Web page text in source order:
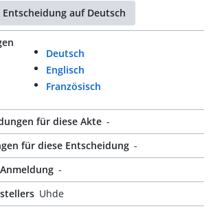
Entscheidung auf Deutsch
Deutsch
Englisch
Französisch
für diese Akte -
für diese Entscheidung -
-
Uhde